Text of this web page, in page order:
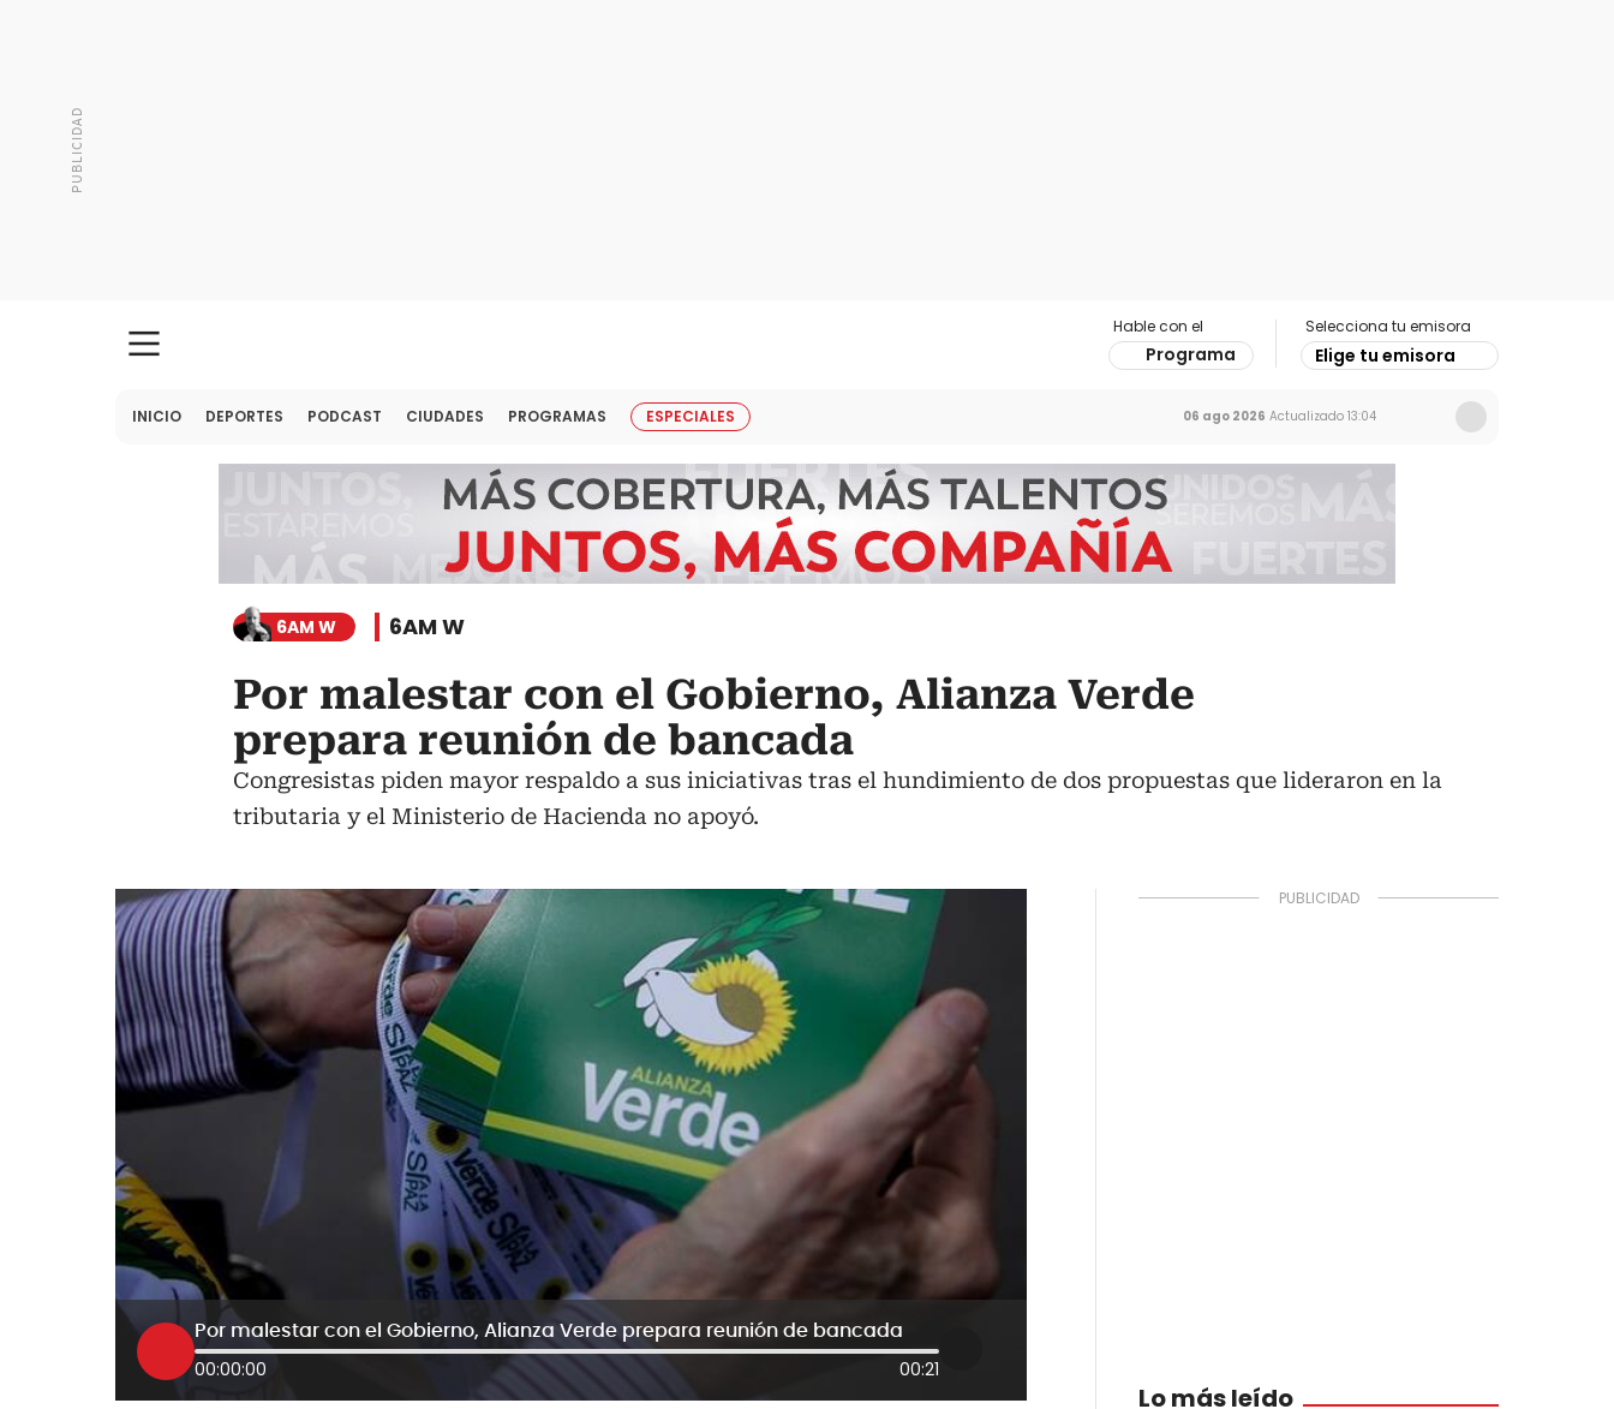
Hable con el
Programa
Selecciona tu emisora
Elige tu emisora
INICIO DEPORTES PODCAST CIUDADES PROGRAMAS ESPECIALES 06 ago 2026 Actualizado 13:04
6AM W 6AM W
Por malestar con el Gobierno, Alianza Verde
prepara reunión de bancada
Congresistas piden mayor respaldo a sus iniciativas tras el hundimiento de dos propuestas que lideraron en la
tributaria y el Ministerio de Hacienda no apoyó.
Por malestar con el Gobierno, Alianza Verde prepara reunión de bancada
00:00:00 00:21
Lo más leído